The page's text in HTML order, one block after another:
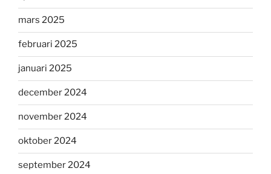
mars 2025
februari 2025
januari 2025
december 2024
november 2024
oktober 2024
september 2024